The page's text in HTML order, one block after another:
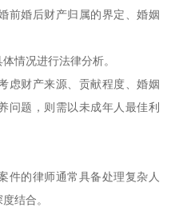
前婚后财产归属的界定、婚姻
情况进行法律分析。
虑财产来源、贡献程度、婚姻
问题，则需以未成年人最佳利
件的律师通常具备处理复杂人
结合。